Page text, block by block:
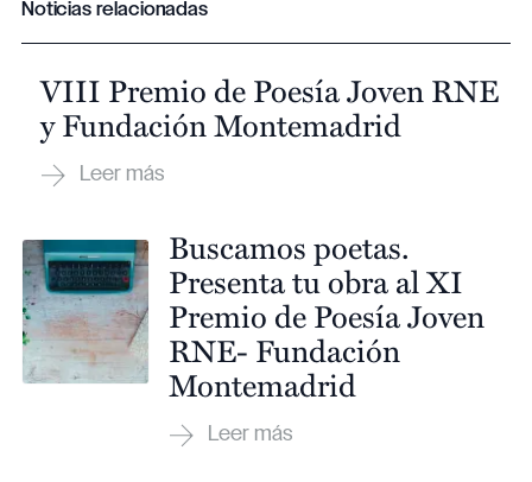
Noticias relacionadas
VIII Premio de Poesía Joven RNE
y Fundación Montemadrid
Buscamos poetas.
Presenta tu obra al XI
Premio de Poesía Joven
RNE- Fundación
Montemadrid